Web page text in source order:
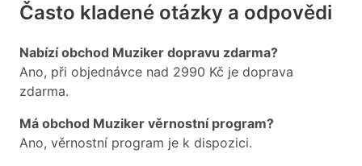
Často kladené otázky a odpovědi
Nabízí obchod Muziker dopravu zdarma?
Ano, při objednávce nad 2990 Kč je doprava
zdarma.
Má obchod Muziker věrnostní program?
Ano, věrnostní program je k dispozici.